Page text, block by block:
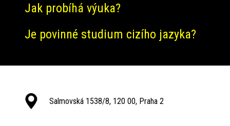
Jak probíhá výuka?
Je povinné studium cizího jazyka?
Salmovská 1538/8, 120 00, Praha 2